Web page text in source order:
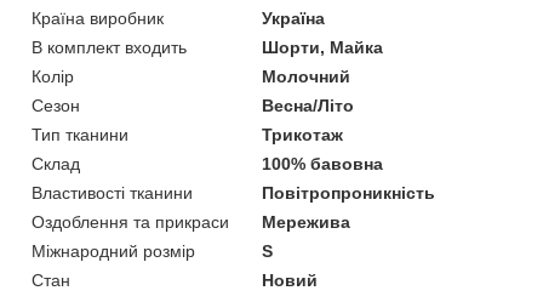
Країна виробник
Україна
В комплект входить
Шорти, Майка
Колір
Молочний
Сезон
Весна/Літо
Тип тканини
Трикотаж
Склад
100% бавовна
Властивості тканини
Повітропроникність
Оздоблення та прикраси
Мережива
Міжнародний розмір
S
Стан
Новий